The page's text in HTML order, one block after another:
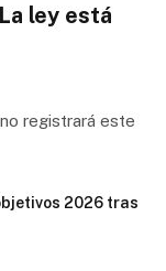
ley está
registrará este
2026 tras